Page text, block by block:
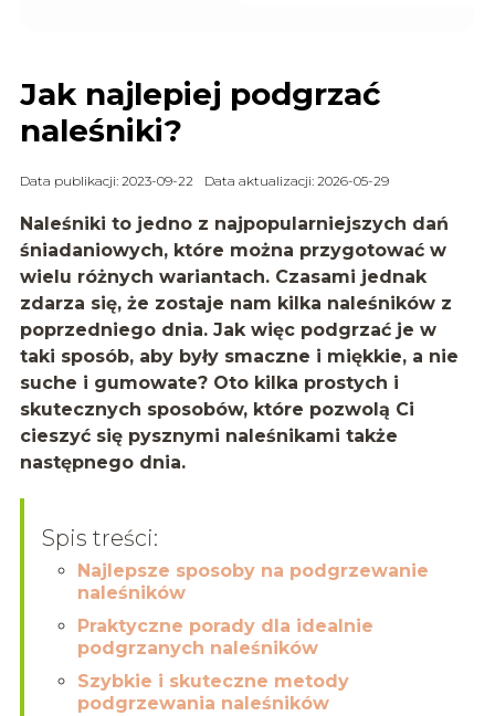
Jak najlepiej podgrzać
naleśniki?
Data publikacji: 2023-09-22 Data aktualizacji: 2026-05-29
Naleśniki to jedno z najpopularniejszych dań
śniadaniowych, które można przygotować w
wielu różnych wariantach. Czasami jednak
zdarza się, że zostaje nam kilka naleśników z
poprzedniego dnia. Jak więc podgrzać je w
taki sposób, aby były smaczne i miękkie, a nie
suche i gumowate? Oto kilka prostych i
skutecznych sposobów, które pozwolą Ci
cieszyć się pysznymi naleśnikami także
następnego dnia.
Spis treści:
Najlepsze sposoby na podgrzewanie
naleśników
Praktyczne porady dla idealnie
podgrzanych naleśników
Szybkie i skuteczne metody
podgrzewania naleśników